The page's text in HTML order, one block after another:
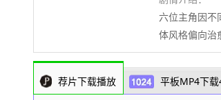
六位主角因不
体风格偏向治
荐片下载播放 平板MP4下